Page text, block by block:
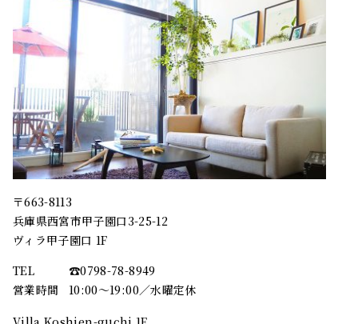
〒663-8113
兵庫県西宮市甲子園口3-25-12
ヴィラ甲子園口 1F
TEL
☎︎0798-78-8949
営業時間
10:00～19:00／水曜定休